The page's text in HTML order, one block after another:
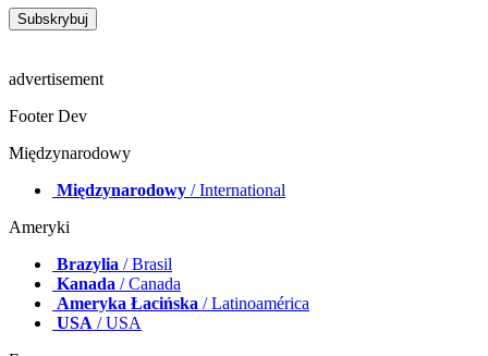
advertisement
Footer Dev
Międzynarodowy
Międzynarodowy / International
Ameryki
Brazylia / Brasil
Kanada / Canada
Ameryka Łacińska / Latinoamérica
USA / USA